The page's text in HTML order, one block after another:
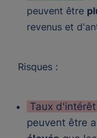
peuvent être
revenus et
Risques :
Taux
peuvent être